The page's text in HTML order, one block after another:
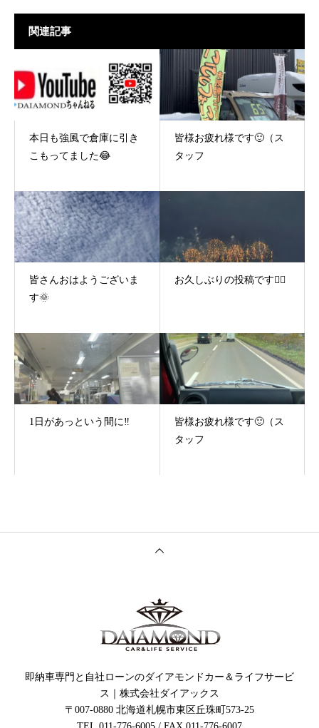
関連記事
本日も強風で倉庫に引き
こもってました😂
皆様お疲れ様です🙂（ス
タッフ
皆さんおはようございま
す🌞
お久しぶりの投稿です🤦‍♂️
1日があっという間に‼️
皆様お疲れ様です🙂（ス
タッフ
即納車専門と自社ローンのダイアモンドカー＆ライフサービ
ス｜株式会社ダイアックス
〒007-0880 北海道札幌市東区丘珠町573-25